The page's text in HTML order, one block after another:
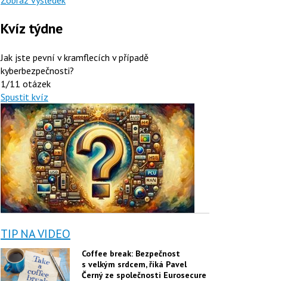
Kvíz týdne
Jak jste pevní v kramflecích v případě
kyberbezpečnosti?
1/11 otázek
Spustit kvíz
TIP NA VIDEO
Coffee break: Bezpečnost
s velkým srdcem, říká Pavel
Černý ze společnosti Eurosecure